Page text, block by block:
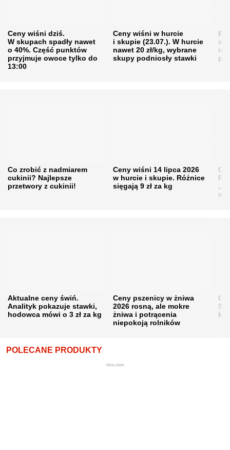
Ceny wiśni dziś.
W skupach spadły nawet
o 40%. Część punktów
przyjmuje owoce tylko do
13:00
Ceny wiśni w hurcie
i skupie (23.07.). W hurcie
nawet 20 zł/kg, wybrane
skupy podniosły stawki
Co zrobić z nadmiarem
cukinii? Najlepsze
przetwory z cukinii!
Ceny wiśni 14 lipca 2026
w hurcie i skupie. Różnice
sięgają 9 zł za kg
Aktualne ceny świń.
Analityk pokazuje stawki,
hodowca mówi o 3 zł za kg
Ceny pszenicy w żniwa
2026 rosną, ale mokre
żniwa i potrącenia
niepokoją rolników
POLECANE PRODUKTY
REKLAMA